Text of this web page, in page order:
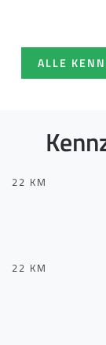
ALLE
22 KM
22 KM